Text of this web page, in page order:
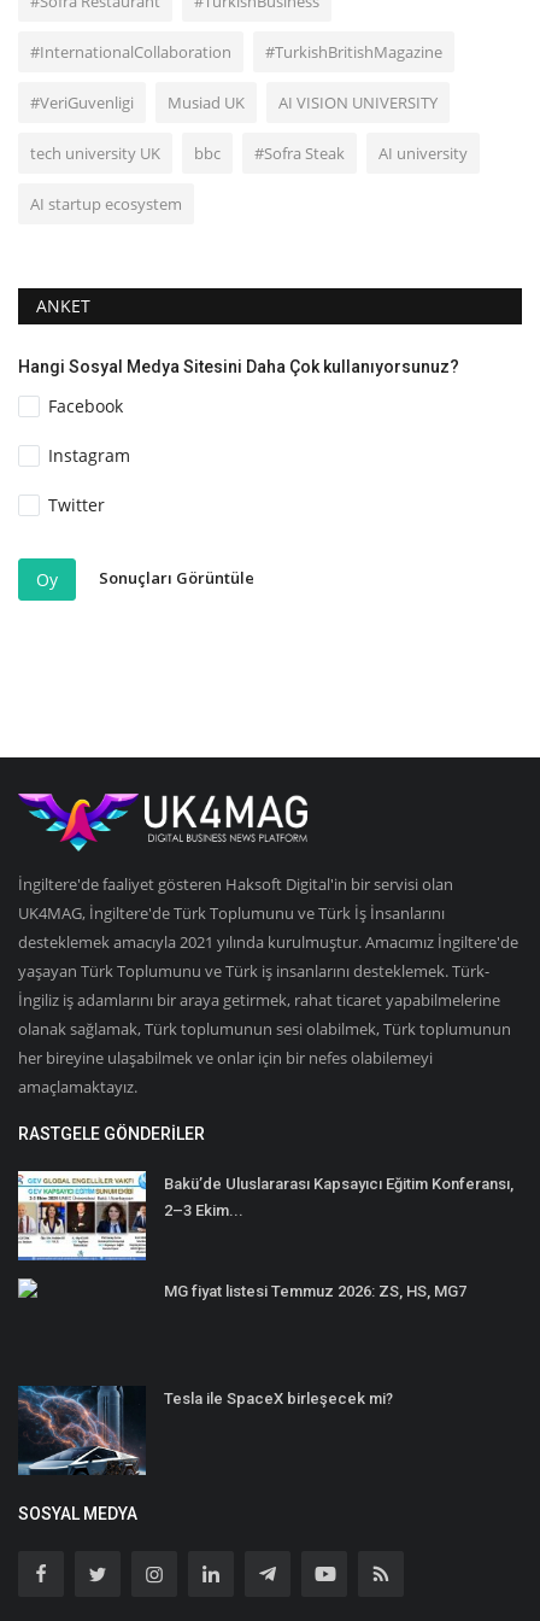
#InternationalCollaboration #TurkishBritishMagazine
#VeriGuvenligi Musiad UK AI VISION UNIVERSITY
tech university UK bbc #Sofra Steak AI university
AI startup ecosystem
ANKET
Hangi Sosyal Medya Sitesini Daha Çok kullanıyorsunuz?
Facebook
Instagram
Twitter
Oy Sonuçları Görüntüle
İngiltere'de faaliyet gösteren Haksoft Digital'in bir servisi olan
UK4MAG, İngiltere'de Türk Toplumunu ve Türk İş İnsanlarını
desteklemek amacıyla 2021 yılında kurulmuştur. Amacımız İngiltere'de
yaşayan Türk Toplumunu ve Türk iş insanlarını desteklemek. Türk-
İngiliz iş adamlarını bir araya getirmek, rahat ticaret yapabilmelerine
olanak sağlamak, Türk toplumunun sesi olabilmek, Türk toplumunun
her bireyine ulaşabilmek ve onlar için bir nefes olabilemeyi
amaçlamaktayız.
RASTGELE GÖNDERILER
Bakü’de Uluslararası Kapsayıcı Eğitim Konferansı,
2–3 Ekim...
MG fiyat listesi Temmuz 2026: ZS, HS, MG7
Tesla ile SpaceX birleşecek mi?
SOSYAL MEDYA